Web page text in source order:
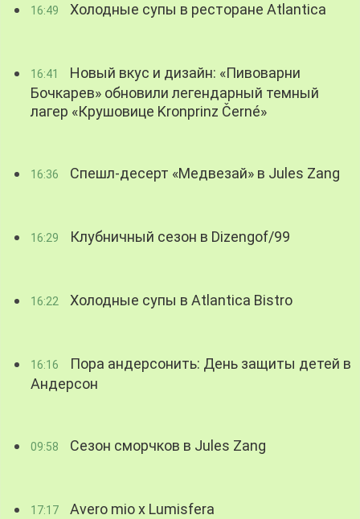
16:49 Холодные супы в ресторане Atlantica
16:41
Новый вкус и дизайн: «Пивоварни
Бочкарев» обновили легендарный темный
лагер «Крушовице Kronprinz Černé»
16:36 Спешл-десерт «Медвезай» в Jules Zang
16:29 Клубничный сезон в Dizengof/99
16:22 Холодные супы в Atlantica Bistro
16:16
Пора андерсонить: День защиты детей в
Андерсон
09:58 Сезон сморчков в Jules Zang
17:17 Avero mio x Lumisfera